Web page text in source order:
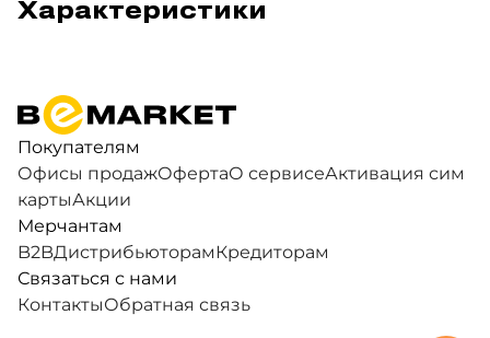
Характеристики
Покупателям
Офисы продажОфертаО сервисеАктивация сим
картыАкции
Мерчантам
B2BДистрибьюторамКредиторам
Связаться с нами
КонтактыОбратная связь